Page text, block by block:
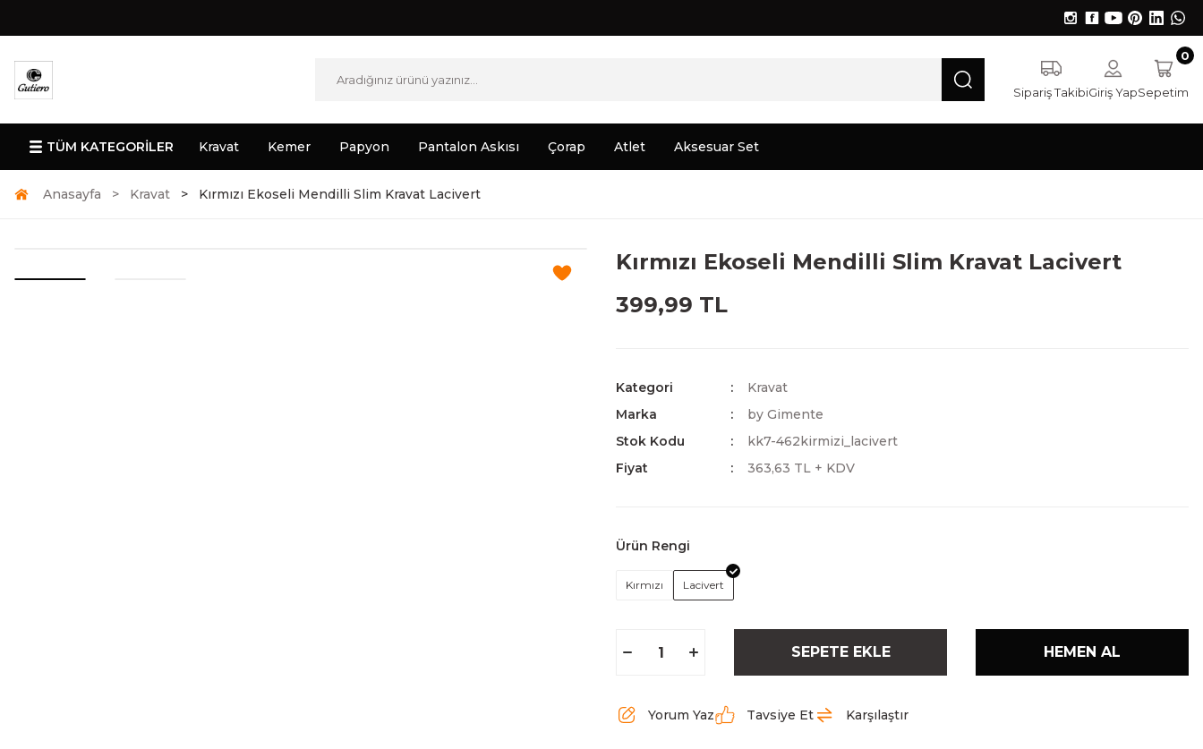
Sipariş TakibiGiriş YapSepetim
0
TÜM KATEGORİLER Kravat Kemer Papyon Pantalon Askısı Çorap Atlet Aksesuar Set
Anasayfa Kravat Kırmızı Ekoseli Mendilli Slim Kravat Lacivert
Kırmızı Ekoseli Mendilli Slim Kravat Lacivert
399,99 TL
Kategori
Kravat
Marka
by Gimente
Stok Kodu
kk7-462kirmizi_lacivert
Fiyat
363,63 TL + KDV
Ürün Rengi
Kırmızı Lacivert
SEPETE EKLE HEMEN AL
Yorum Yaz Tavsiye Et Karşılaştır